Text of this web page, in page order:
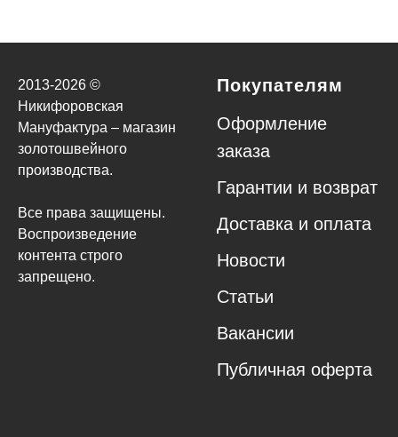
2013-2026 ©
Никифоровская
Мануфактура – магазин
золотошвейного
производства.
Все права защищены.
Воспроизведение
контента строго
запрещено.
Покупателям
Оформление
заказа
Гарантии и возврат
Доставка и оплата
Новости
Статьи
Вакансии
Публичная оферта